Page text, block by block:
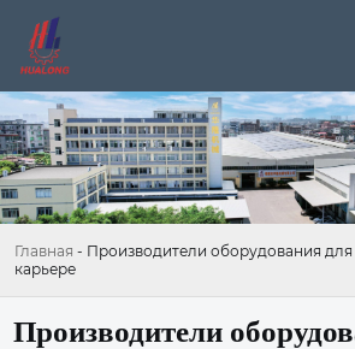
Главная - Производители оборудования
карьере
Производители